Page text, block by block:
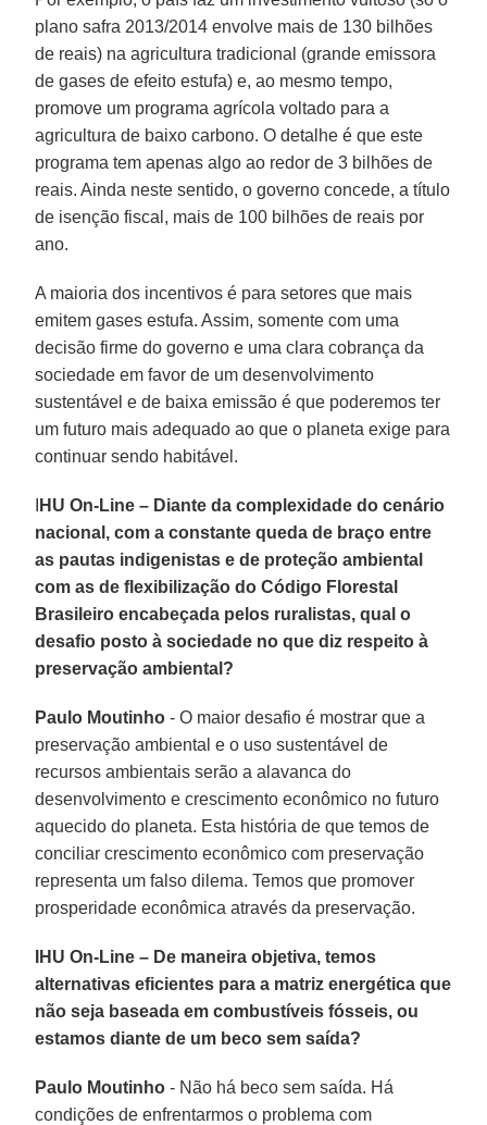
plano safra 2013/2014 envolve mais de 130 bilhões
de reais) na agricultura tradicional (grande emissora
de gases de efeito estufa) e, ao mesmo tempo,
promove um programa agrícola voltado para a
agricultura de baixo carbono. O detalhe é que este
programa tem apenas algo ao redor de 3 bilhões de
reais. Ainda neste sentido, o governo concede, a título
de isenção fiscal, mais de 100 bilhões de reais por
ano.
A maioria dos incentivos é para setores que mais
emitem gases estufa. Assim, somente com uma
decisão firme do governo e uma clara cobrança da
sociedade em favor de um desenvolvimento
sustentável e de baixa emissão é que poderemos ter
um futuro mais adequado ao que o planeta exige para
continuar sendo habitável.
HU On-Line – Diante da complexidade do cenário
nacional, com a constante queda de braço entre
as pautas indigenistas e de proteção ambiental
com as de flexibilização do Código Florestal
Brasileiro encabeçada pelos ruralistas, qual o
desafio posto à sociedade no que diz respeito à
preservação ambiental?
Paulo Moutinho - O maior desafio é mostrar que a
preservação ambiental e o uso sustentável de
recursos ambientais serão a alavanca do
desenvolvimento e crescimento econômico no futuro
aquecido do planeta. Esta história de que temos de
conciliar crescimento econômico com preservação
representa um falso dilema. Temos que promover
prosperidade econômica através da preservação.
IHU On-Line – De maneira objetiva, temos
alternativas eficientes para a matriz energética que
não seja baseada em combustíveis fósseis, ou
estamos diante de um beco sem saída?
Paulo Moutinho - Não há beco sem saída. Há
condições de enfrentarmos o problema com